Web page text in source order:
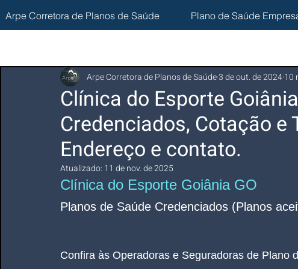
Arpe Corretora de Planos de Saúde Plano de Saúde
Clínica do Esporte
Credenciados, Cotação e
Endereço e contato.
Arpe Corretora de Planos de Saúde3 de out. de 202410
Atualizado: 11 de nov. de 2025
Clínica do Esporte Goiânia GO
Planos de Saúde Credenciados (Planos
Confira às Operadoras e Seguradoras de Plano